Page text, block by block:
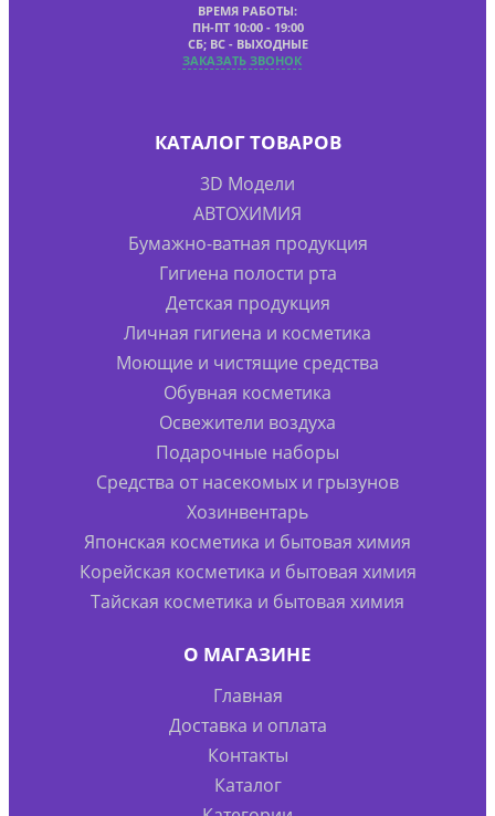
ВРЕМЯ РАБОТЫ:
ПН-ПТ 10:00 - 19:00
СБ; ВС - ВЫХОДНЫЕ
ЗАКАЗАТЬ ЗВОНОК
КАТАЛОГ ТОВАРОВ
3D Модели
АВТОХИМИЯ
Бумажно-ватная продукция
Гигиена полости рта
Детская продукция
Личная гигиена и косметика
Моющие и чистящие средства
Обувная косметика
Освежители воздуха
Подарочные наборы
Средства от насекомых и грызунов
Хозинвентарь
Японская косметика и бытовая химия
Корейская косметика и бытовая химия
Тайская косметика и бытовая химия
О МАГАЗИНЕ
Главная
Доставка и оплата
Контакты
Каталог